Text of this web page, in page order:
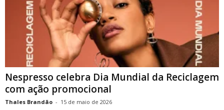
Nespresso celebra Dia Mundial da Reciclagem
com ação promocional
Thales Brandão - 15 de maio de 2026